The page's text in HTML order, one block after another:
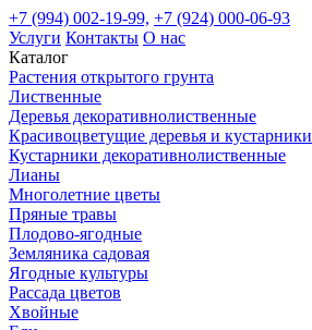
+7 (994) 002-19-99, +7 (924) 000-06-93
Услуги Контакты О нас
Каталог
Растения открытого грунта
Лиственные
Деревья декоративнолиственные
Красивоцветущие деревья и кустарники
Кустарники декоративнолиственные
Лианы
Многолетние цветы
Пряные травы
Плодово-ягодные
Земляника садовая
Ягодные культуры
Рассада цветов
Хвойные